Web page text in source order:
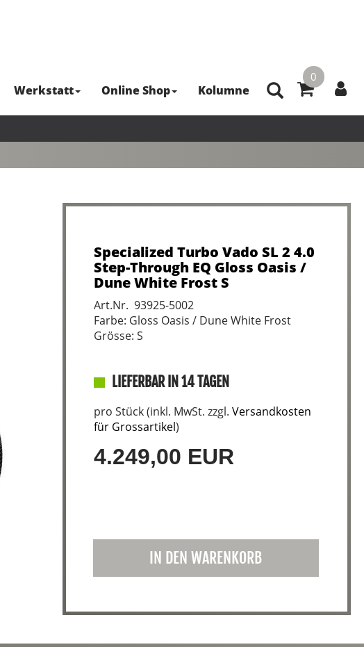
0
Werkstatt Online Shop Kolumne
Specialized Turbo Vado SL 2 4.0
Step-Through EQ Gloss Oasis /
Dune White Frost S
Art.Nr. 93925-5002
Farbe: Gloss Oasis / Dune White Frost
Grösse: S
LIEFERBAR IN 14 TAGEN
pro Stück (inkl. MwSt. zzgl. Versandkosten
für Grossartikel)
4.249,00 EUR
IN DEN WARENKORB